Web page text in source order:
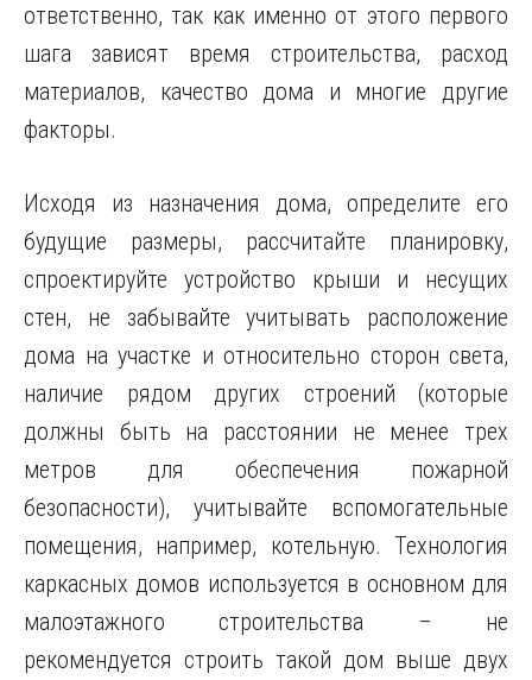
ответственно, так как именно от этого первого
шага зависят время строительства, расход
материалов, качество дома и многие другие
факторы.
Исходя из назначения дома, определите его
будущие размеры, рассчитайте планировку,
спроектируйте устройство крыши и несущих
стен, не забывайте учитывать расположение
дома на участке и относительно сторон света,
наличие рядом других строений (которые
должны быть на расстоянии не менее трех
метров для обеспечения пожарной
безопасности), учитывайте вспомогательные
помещения, например, котельную. Технология
каркасных домов используется в основном для
малоэтажного строительства – не
рекомендуется строить такой дом выше двух